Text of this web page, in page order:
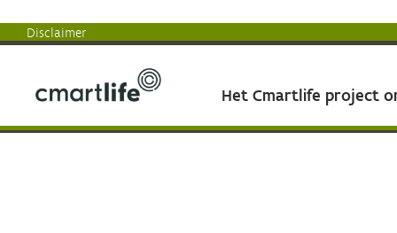
Disclaimer
Het Cmartlife project